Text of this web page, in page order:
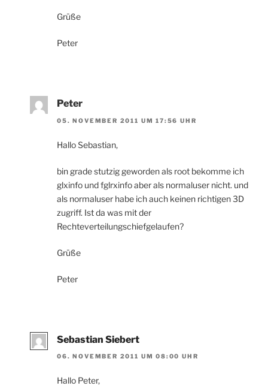
Grüße
Peter
Peter
05. NOVEMBER 2011 UM 17:56 UHR
Hallo Sebastian,
bin grade stutzig geworden als root bekomme ich
glxinfo und fglrxinfo aber als normaluser nicht. und
als normaluser habe ich auch keinen richtigen 3D
zugriff. Ist da was mit der
Rechteverteilungschiefgelaufen?
Grüße
Peter
Sebastian Siebert
06. NOVEMBER 2011 UM 08:00 UHR
Hallo Peter,